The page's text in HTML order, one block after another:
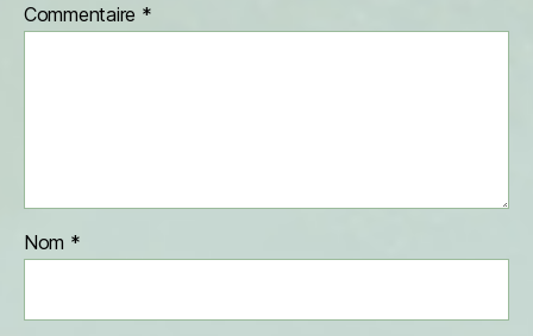
Commentaire *
Nom *